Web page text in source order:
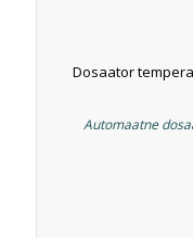
Dosaator
Automaatne